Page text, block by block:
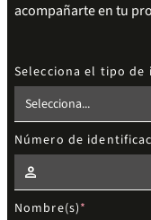
acompañarte en tu
Selecciona el tipo de
Número de
Nombre(s)